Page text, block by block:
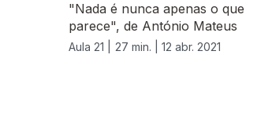
"Nada é nunca apenas o que
parece", de António Mateus
Aula 21 | 27 min. | 12 abr. 2021